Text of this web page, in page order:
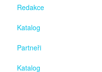
Redakce
Katalog
Partneři
Katalog